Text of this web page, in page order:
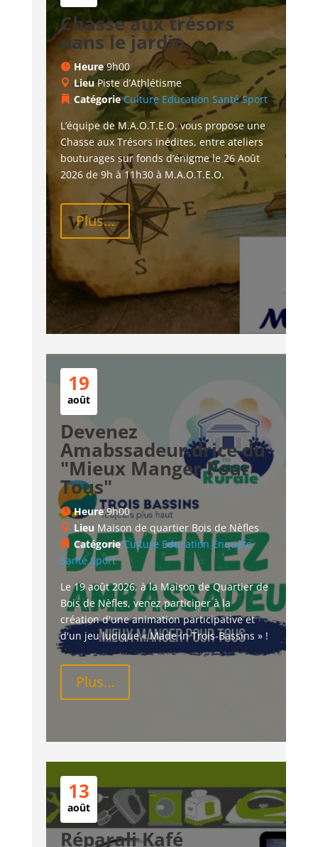
Chasse aux trésors
dans le jardin
Heure9h00
LieuPiste d’Athlétisme
CatégorieCulture Education Santé Sport
L’équipe de M.A.O.T.E.O. vous propose une
Chasse aux Trésors inédites, entre ateliers
bouturages sur fonds d’énigme le 26 Août
2026 de 9h à 11h30 à M.A.O.T.E.O.
Plus...
19
août
Devenez
Amabssadeur.drice du
"Mieux Manger Pour
Tous"
Heure9h00
Lieu Maison de quartier Bois de Nèfles
CatégorieCulture Education Enquête
Santé Sport
Le 19 août 2026, à la Maison de Quartier de
Bois de Nèfles, venez participer à la
création d'une animation participative et
d'un jeu ludique « Made in Trois-Bassins » !
Plus...
13
août
Réparali Kafé